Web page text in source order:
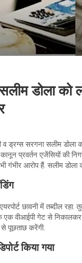
डोला को
व ड्रग्स सरगना सलीम
प्रवर्तन एजेंसियों की
आरोप हैं. सलीम डोला
एयरपोर्ट छावनी में तब्दील
के एक वीआईपी गेट से
पूछताछ करेंगी.
किया गया